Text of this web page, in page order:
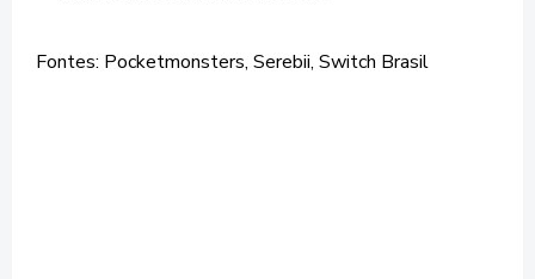
Fontes: Pocketmonsters, Serebii, Switch Brasil